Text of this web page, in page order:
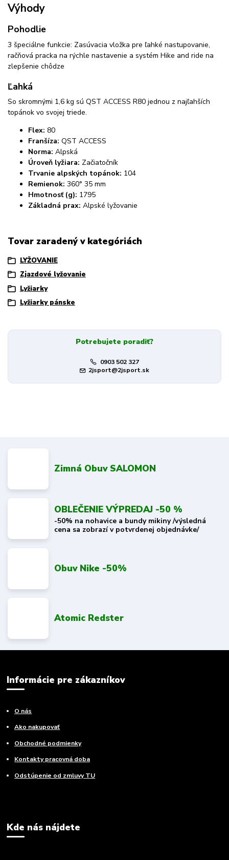
Výhody
Pohodlie
3 špeciálne funkcie: Zasúvacia vložka pre ľahké nastupovanie,
račňová pracka na rýchle nastavenie a systém Hike and ride na
zlepšenie chôdze
Ľahká
So skromnými 1,6 kg sú QST ACCESS R80 jednou z najľahších
topánok vo svojej triede.
Flex: 80
Franšíza: QST ACCESS
Norma: Alpská
Úroveň lyžiara: Začiatočník
Trvanie alpských topánok: 104
Remienok: 360° 35 mm
Hmotnosť (g): 1795
Základná prax: Alpské lyžovanie
Tovar zaradený v kategóriách
LYŽOVANIE
Zjazdové lyžovanie
Lyžiarky
Lyžiarky pánske
Potrebujete poradiť?
0903 502 327
2jsport@2jsport.sk
Zimná Obuv SALOMON
OBLEČENIE VÝPREDAJ -50 %
-50% na nohavice a bundy mikiny /výsledná
cena sa zobrazí v potvrdenej objednávke/
Obuv Nike -50%
Atomic Redster
Informácie pre zákazníkov
O nás
Ako nakupovať
Obchodné podmienky
Kontakty pracovná doba
Odstúpenie od zmluvy TU
Kde nás nájdete